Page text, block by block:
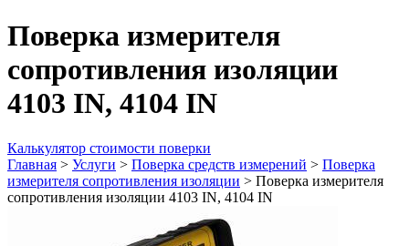
Поверка измерителя
сопротивления изоляции
4103 IN, 4104 IN
Калькулятор стоимости поверки
Главная > Услуги > Поверка средств измерений > Поверка
измерителя сопротивления изоляции > Поверка измерителя
сопротивления изоляции 4103 IN, 4104 IN